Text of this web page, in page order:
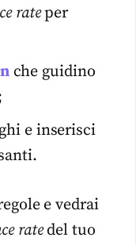
rateper
che guidino
e inserisci
e vedrai
ratedel tuo